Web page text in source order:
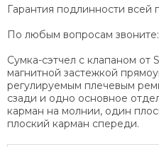
Гарантия подлинности всей
По любым вопросам звоните:
Сумка-сэтчел с клапаном от
магнитной застежкой
регулируемым плечевым
сзади и одно основное
карман на молнии, один
плоский карман спереди.